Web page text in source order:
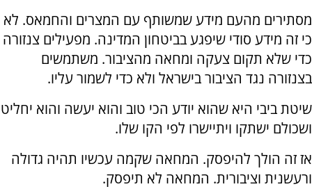
מסתירים מהעם מידע שמשותף עם המצרים והחמאס. לא
כי זה מידע סודי שיפגע בביטחון המדינה. מפעילים צנזורה
כדי שלא תקום צעקה ומחאה מהציבור. משתמשים
בצנזורה נגד הציבור בישראל ולא כדי לשמור עליו.
שיטת ביבי היא שהוא יודע הכי טוב והוא יעשה והוא יחליט
ושכולם ישתקו ויתיישרו לפי הקו שלו.
אז זה הולך להיפסק. המחאה שקמה עכשיו תהיה גדולה
ורעשנית וציבורית. המחאה לא תיפסק.